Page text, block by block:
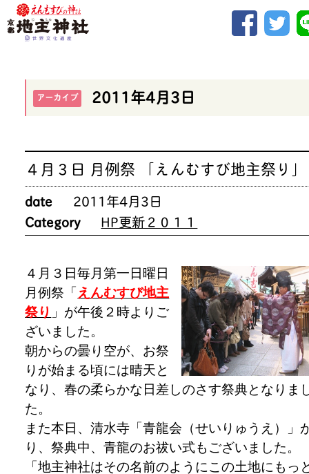
アーカイブ 2011年4月3日
４月３日 月例祭 「えんむすび地主祭り」
date
2011年4月3日
Category
HP更新２０１１
４月３日毎月第一日曜日
月例祭「 えんむすび地主
祭り 」が午後２時よりご
ざいました。
朝からの曇り空が、お祭
りが始まる頃には晴天と
なり、春の柔らかな日差しのさす祭典となりま
た。
また本日、清水寺「青龍会（せいりゅうえ）」
り、祭典中、青龍のお祓い式もございました。
「地主神社はその名前のようにこの土地にもっ